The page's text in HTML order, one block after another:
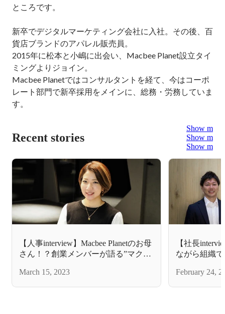
ところです。
新卒でデジタルマーケティング会社に入社。その後、百
貨店ブランドのアパレル販売員。
2015年に松本と小嶋に出会い、Macbee Planet設立タイ
ミングよりジョイン。
Macbee Planetではコンサルタントを経て、今はコーポ
レート部門で新卒採用をメインに、総務・労務していま
Recent stories
Show more
Show more
Show more
【人事interview】Macbee Planetのお母
さん！？創業メンバーが語る”マクビ
March 15, 2023
【社長
ながら組織
February 24,